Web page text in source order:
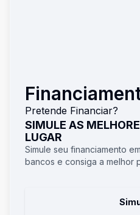
Pretende Financiar?
SIMULE AS
LUGAR
Simule seu financiamento
bancos e consiga a melhor